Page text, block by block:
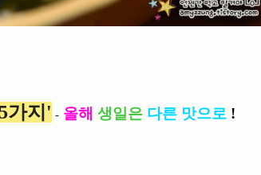
가지' - 올해 생일은 다른 맛으로 !